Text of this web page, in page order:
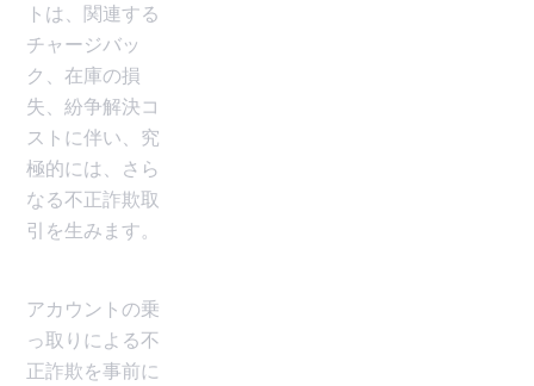
トは、関連する
チャージバッ
ク、在庫の損
失、紛争解決コ
ストに伴い、究
極的には、さら
なる不正詐欺取
引を生みます。
アカウントの乗
っ取りによる不
正詐欺を事前に